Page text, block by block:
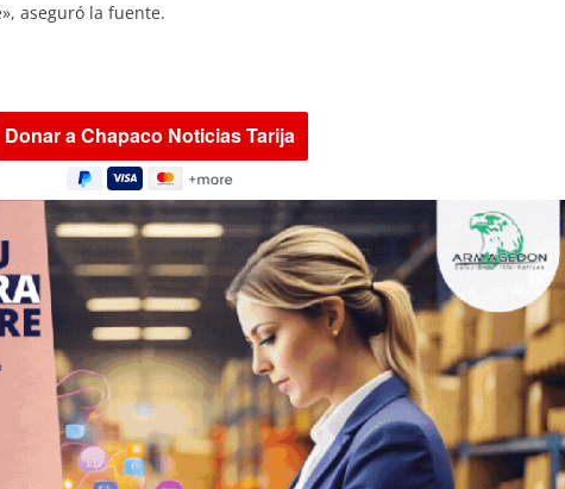
aseguró la fuente.